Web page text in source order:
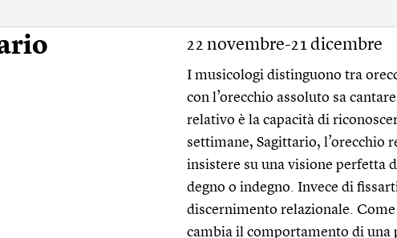
22 novembre-21 dicembre
I musicologi distinguono tra
con l’orecchio assoluto sa
relativo è la capacità di
settimane, Sagittario, l’orecchio
insistere su una visione perfetta
degno o indegno. Invece di
discernimento relazionale.
cambia il comportamento di una